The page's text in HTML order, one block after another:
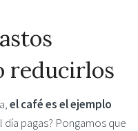
reducirlos
el café es el ejemplo
día pagas? Pongamos que